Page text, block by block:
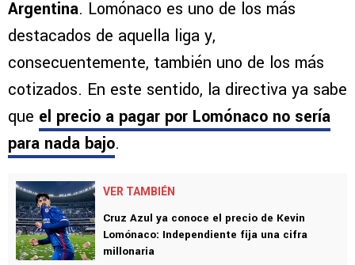
pudimos saber queen La Noria tenían en
carpeta al defensor de Independiente de
Argentina . Lomónaco es uno de los más
destacados de aquella liga y,
consecuentemente, también uno de los más
cotizados. En este sentido, la directiva ya sabe
queel precio a pagar por Lomónaco no sería
para nada bajo.